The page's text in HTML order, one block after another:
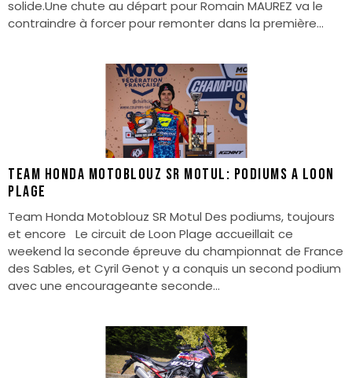
solide.⁣⁣Une chute au départ pour Romain MAUREZ va le
contraindre à forcer pour remonter dans la première...
TEAM HONDA MOTOBLOUZ SR MOTUL: PODIUMS A LOON
PLAGE
Team Honda Motoblouz SR Motul Des podiums, toujours
et encore Le circuit de Loon Plage accueillait ce
weekend la seconde épreuve du championnat de France
des Sables, et Cyril Genot y a conquis un second podium
avec une encourageante seconde...